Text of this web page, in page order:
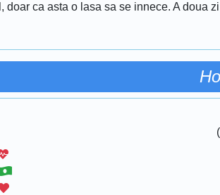
doar ca asta o lasa sa se innece. A doua